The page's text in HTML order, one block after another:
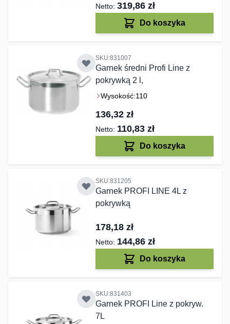
319,86 zł
Do koszyka
SKU:831007
Garnek średni Profi Line z
pokrywką 2 l,
Wysokość:110
136,32 zł
110,83 zł
Do koszyka
SKU:831205
Garnek PROFI LINE 4L z
pokrywką
178,18 zł
144,86 zł
Do koszyka
SKU:831403
Garnek PROFI Line z pokryw.
7L